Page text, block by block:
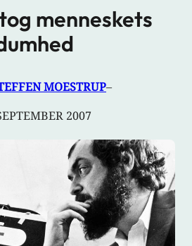
menneskets
MOESTRUP–
2007